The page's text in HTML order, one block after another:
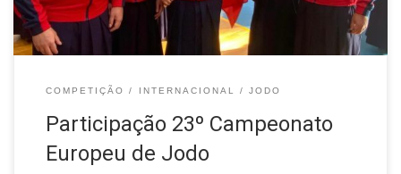
COMPETIÇÃO INTERNACIONAL JODO
Participação 23º Campeonato
Europeu de Jodo